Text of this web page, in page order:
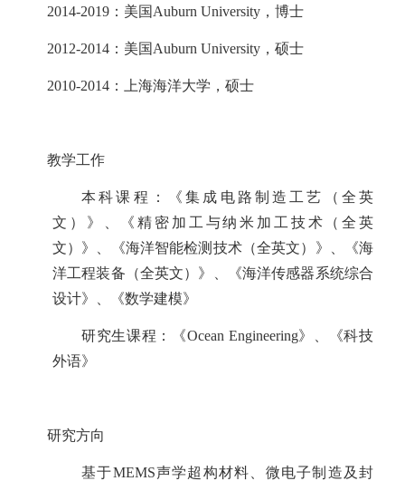
2014-2019 ：美国 Auburn University ，博士
2012-2014 ：美国 Auburn University ，硕士
2010-2014 ：上海海洋大学，硕士
教学工作
本科课程：《集成电路制造工艺（全英
文）》、《精密加工与纳米加工技术（全英
文）》、《海洋智能检测技术（全英文）》、《海
洋工程装备（全英文）》、《海洋传感器系统综合
设计》、《数学建模》
研究生课程：《Ocean Engineering》、《科技
外语》
研究方向
基于MEMS声学超构材料、微电子制造及封